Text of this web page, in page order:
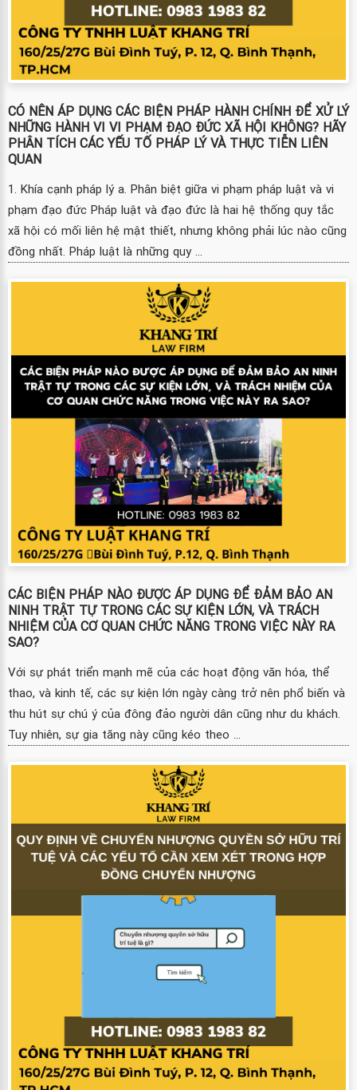
CÓ NÊN ÁP DỤNG CÁC BIỆN PHÁP HÀNH CHÍNH ĐỂ XỬ LÝ
NHỮNG HÀNH VI VI PHẠM ĐẠO ĐỨC XÃ HỘI KHÔNG? HÃY
PHÂN TÍCH CÁC YẾU TỐ PHÁP LÝ VÀ THỰC TIỄN LIÊN
QUAN
1. Khía cạnh pháp lý a. Phân biệt giữa vi phạm pháp luật và vi
phạm đạo đức Pháp luật và đạo đức là hai hệ thống quy tắc
xã hội có mối liên hệ mật thiết, nhưng không phải lúc nào cũng
đồng nhất. Pháp luật là những quy ...
CÁC BIỆN PHÁP NÀO ĐƯỢC ÁP DỤNG ĐỂ ĐẢM BẢO AN
NINH TRẬT TỰ TRONG CÁC SỰ KIỆN LỚN, VÀ TRÁCH
NHIỆM CỦA CƠ QUAN CHỨC NĂNG TRONG VIỆC NÀY RA
SAO?
Với sự phát triển mạnh mẽ của các hoạt động văn hóa, thể
thao, và kinh tế, các sự kiện lớn ngày càng trở nên phổ biến và
thu hút sự chú ý của đông đảo người dân cũng như du khách.
Tuy nhiên, sự gia tăng này cũng kéo theo ...